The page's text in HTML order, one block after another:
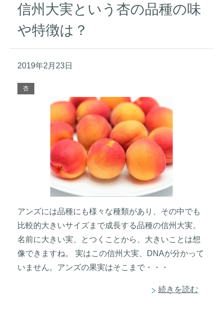
信州大実という杏の品種の味
や特徴は？
2019年2月23日
杏
アンズには品種にも様々な種類があり、その中でも
比較的大きいサイズまで成長する品種の信州大実。
名前に大きい実、とつくことから、大きいことは想
像できますね。 実はこの信州大実、DNAが分かって
いません。アンズの果実はそこまで・・・
続きを読む